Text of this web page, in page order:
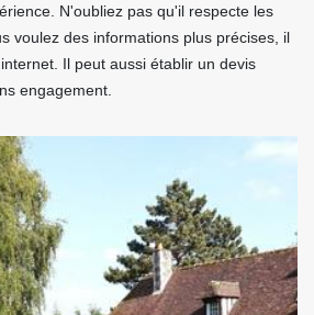
N'oubliez pas qu'il respecte les
voulez des informations plus précises, il
Il peut aussi établir un devis
engagement.